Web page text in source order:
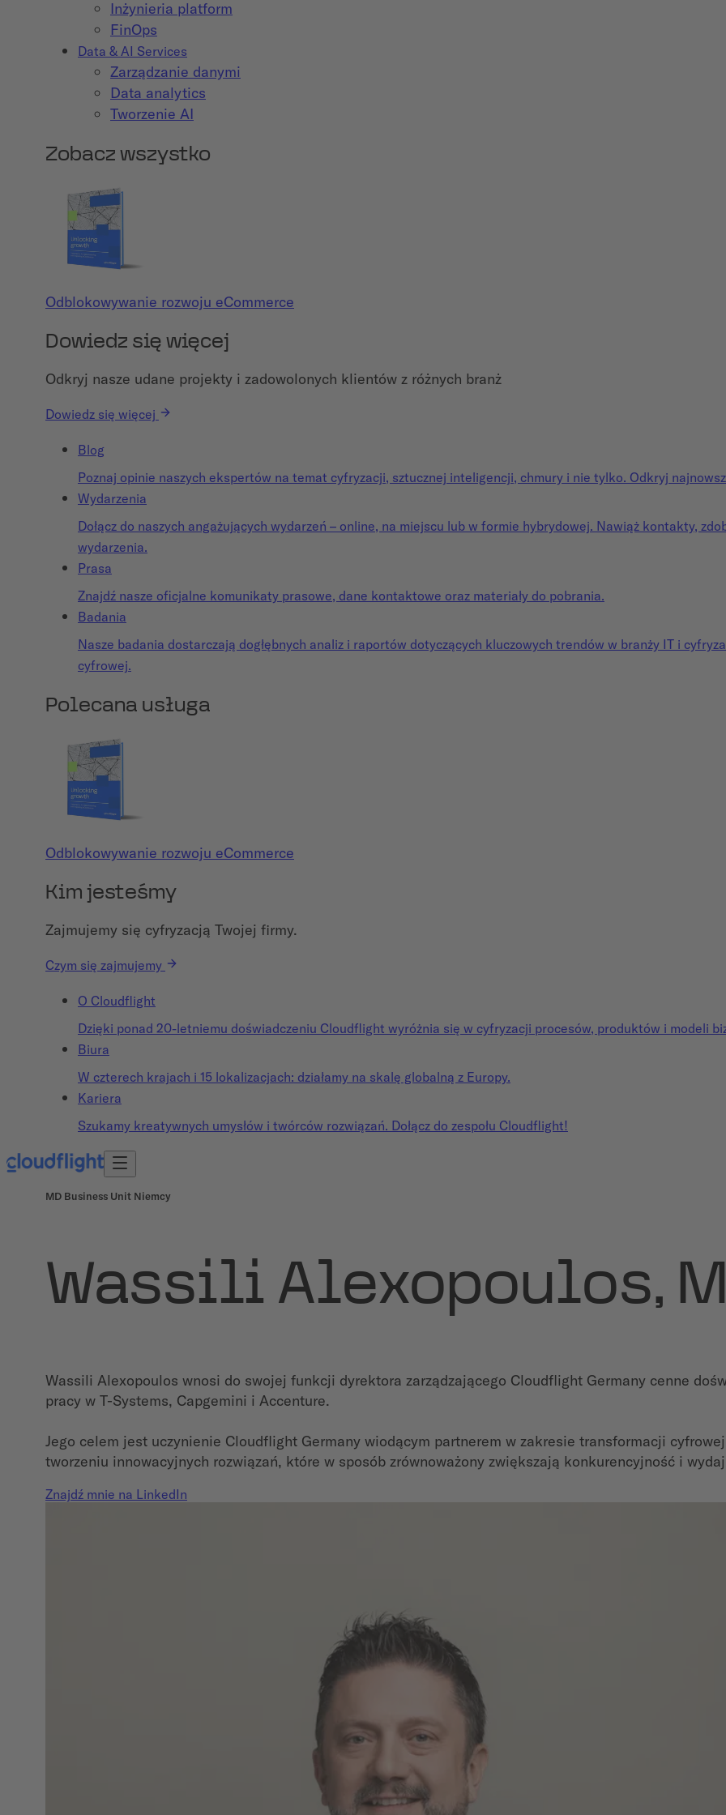
Inżynieria platform
FinOps
Data & AI Services
Zarządzanie danymi
Data analytics
Tworzenie AI
Zobacz wszystko
Odblokowywanie rozwoju eCommerce
Dowiedz się więcej
Odkryj nasze udane projekty i zadowolonych klientów z różnych branż
Dowiedz się więcej
Blog
Poznaj opinie naszych ekspertów na temat cyfryzacji, sztucznej inteligencji, chmury i nie tylko. Odkryj
Wydarzenia
Dołącz do naszych angażujących wydarzeń – online, na miejscu lub w formie hybrydowej. Nawiąż kontakty,
wydarzenia.
Prasa
Znajdź nasze oficjalne komunikaty prasowe, dane kontaktowe oraz materiały do pobrania.
Badania
Nasze badania dostarczają dogłębnych analiz i raportów dotyczących kluczowych trendów w branży IT i
cyfrowej.
Polecana usługa
Odblokowywanie rozwoju eCommerce
Kim jesteśmy
Zajmujemy się cyfryzacją Twojej firmy.
Czym się zajmujemy
O Cloudflight
Dzięki ponad 20-letniemu doświadczeniu Cloudflight wyróżnia się w cyfryzacji procesów, produktów i modeli
Biura
W czterech krajach i 15 lokalizacjach: działamy na skalę globalną z Europy.
Kariera
Szukamy kreatywnych umysłów i twórców rozwiązań. Dołącz do zespołu Cloudflight!
MD Business Unit Niemcy
Wassili Alexopoulos,
Wassili Alexopoulos wnosi do swojej funkcji dyrektora zarządzającego Cloudflight Germany cenne
pracy w T-Systems, Capgemini i Accenture.
Jego celem jest uczynienie Cloudflight Germany wiodącym partnerem w zakresie transformacji
tworzeniu innowacyjnych rozwiązań, które w sposób zrównoważony zwiększają konkurencyjność i
Znajdź mnie na LinkedIn